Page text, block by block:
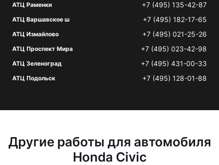
АТЦ Раменки +7 (495) 135-42-87
АТЦ Варшавское ш +7 (495) 182-17-65
АТЦ Измайлово +7 (495) 021-25-26
АТЦ Проспект Мира +7 (495) 023-42-98
АТЦ Зеленоград +7 (495) 431-00-33
АТЦ Подольск +7 (495) 128-01-88
Другие работы для автомобиля
Honda Civic